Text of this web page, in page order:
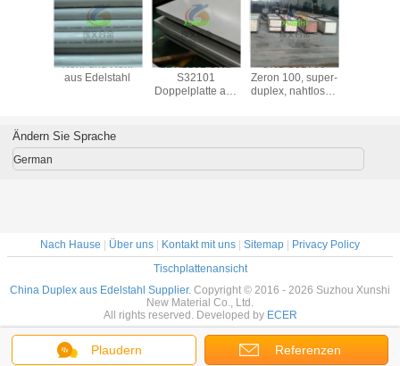
Rohr und Rohr
aus Edelstahl
LDX2101 UNS
S32101
Doppelplatte aus
UNS S32760
Zeron 100, super-
duplex, nahtloses
Plaudern Referenzen
Ändern Sie Sprache
German
Nach Hause | Über uns | Kontakt mit uns | Sitemap | Privacy Policy
Tischplattenansicht
China Duplex aus Edelstahl Supplier. Copyright © 2016 - 2026 Suzhou Xunshi
New Material Co., Ltd.
All rights reserved. Developed by ECER